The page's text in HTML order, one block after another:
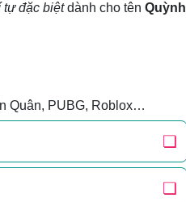
tự đặc biệtdành cho tên Quỳnh
Quân, PUBG, Roblox…
❏
❏